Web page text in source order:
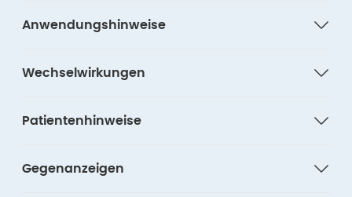
Anwendungshinweise
Wechselwirkungen
Patientenhinweise
Gegenanzeigen